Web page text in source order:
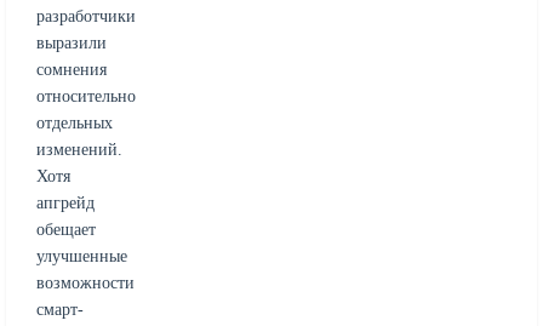
разработчики
выразили
сомнения
относительно
отдельных
изменений.
Хотя
апгрейд
обещает
улучшенные
возможности
смарт-